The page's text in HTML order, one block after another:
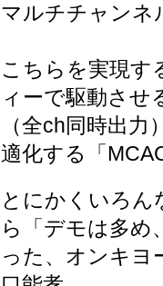
マルチチャンネ
こちらを実現す
ィーで駆動さ
（全ch同時出
適化する「
とにかくいろ
ら「デモは多め
った、オンキヨ